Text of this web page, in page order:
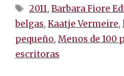
Etiquetas
2011,Barbara Fiore
belgas, Kaatje Vermeire,
pequeño, Menos de 100
escritoras